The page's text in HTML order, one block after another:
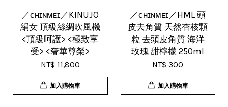
／ᴄʜɪɴᴍᴇɪ／KINUJO
絹女 頂級絲綢吹風機
<頂級呵護> <極致享
受> <奢華尊榮>
NT$ 11,800
加入購物車
／ᴄʜɪɴᴍᴇɪ／HML 頭
皮去角質 天然杏核顆
粒 去頭皮角質 海洋
玫瑰 甜檸檬 250ml
NT$ 300
加入購物車